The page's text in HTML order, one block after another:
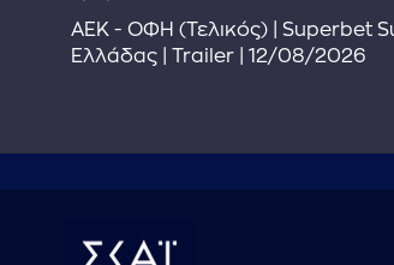
ΑΕΚ - ΟΦΗ (Τελικός) | Superbet
Ελλάδας | Trailer | 12/08/2026